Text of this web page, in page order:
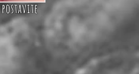
postavite